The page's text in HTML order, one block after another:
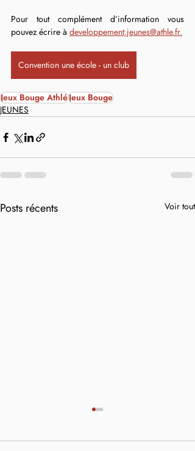
Pour tout complément d’information vous
pouvez écrire à developpement.jeunes@athle.fr.
Convention une école - un club
Jeux Bouge AthléJeux Bouge
JEUNES
Posts récents Voir tout